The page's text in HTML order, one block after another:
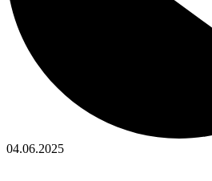
04.06.2025